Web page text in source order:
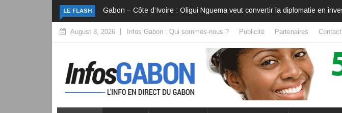
LE FLASH
diplomatie en investissements Côte d’Ivoire : Une fête nationale qui célèbre aussi l’amitié africaine
August 8, 2026 Infos Gabon : Qui sommes-nous ? Publicité Partenaires Contact